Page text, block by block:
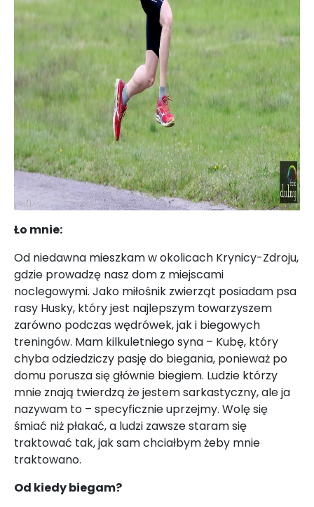
Ło mnie:
Od niedawna mieszkam w okolicach Krynicy-Zdroju,
gdzie prowadzę nasz dom z miejscami
noclegowymi. Jako miłośnik zwierząt posiadam psa
rasy Husky, który jest najlepszym towarzyszem
zarówno podczas wędrówek, jak i biegowych
treningów. Mam kilkuletniego syna – Kubę, który
chyba odziedziczy pasję do biegania, ponieważ po
domu porusza się głównie biegiem. Ludzie którzy
mnie znają twierdzą że jestem sarkastyczny, ale ja
nazywam to – specyficznie uprzejmy. Wolę się
śmiać niż płakać, a ludzi zawsze staram się
traktować tak, jak sam chciałbym żeby mnie
traktowano.
Od kiedy biegam?